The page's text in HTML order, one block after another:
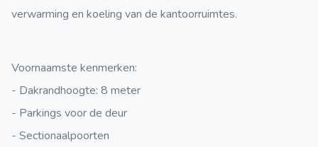
verwarming en koeling van de kantoorruimtes.
Voornaamste kenmerken:
- Dakrandhoogte: 8 meter
- Parkings voor de deur
- Sectionaalpoorten